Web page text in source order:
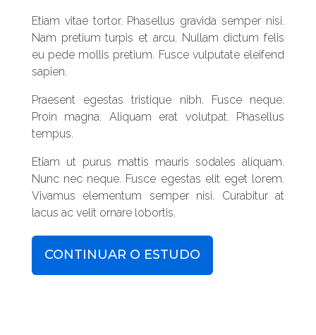
Etiam vitae tortor. Phasellus gravida semper nisi.
Nam pretium turpis et arcu. Nullam dictum felis
eu pede mollis pretium. Fusce vulputate eleifend
sapien.
Praesent egestas tristique nibh. Fusce neque.
Proin magna. Aliquam erat volutpat. Phasellus
tempus.
Etiam ut purus mattis mauris sodales aliquam.
Nunc nec neque. Fusce egestas elit eget lorem.
Vivamus elementum semper nisi. Curabitur at
lacus ac velit ornare lobortis.
CONTINUAR O ESTUDO